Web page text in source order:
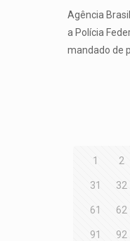
Agência
a Polícia
mandado de
1 2
31 32
61 62
91 92